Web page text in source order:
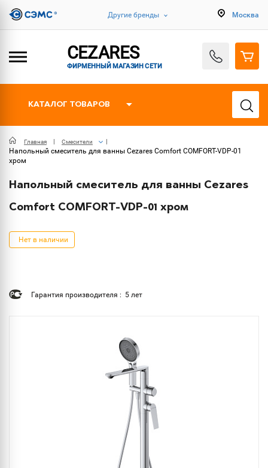
Другие бренды Москва
CEZARES
ФИРМЕННЫЙ МАГАЗИН СЕТИ
КАТАЛОГ ТОВАРОВ
Главная Смесители
Напольный смеситель для ванны Cezares Comfort COMFORT-VDP-01
хром
Напольный смеситель для ванны Cezares
Comfort COMFORT-VDP-01 хром
Нет в наличии
Гарантия производителя : 5 лет